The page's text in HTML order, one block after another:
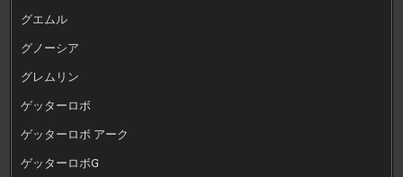
グエムル
グノーシア
グレムリン
ゲッターロボ
ゲッターロボ アーク
ゲッターロボG